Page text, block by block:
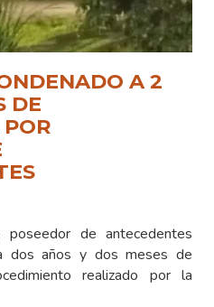
A 2
DE
de antecedentes
dos años y dos meses de
realizado por la